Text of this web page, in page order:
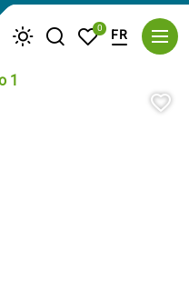
la barre de navigation du
MétéoJe recherche
Mes favoris
0 FR
1, © Airbnb